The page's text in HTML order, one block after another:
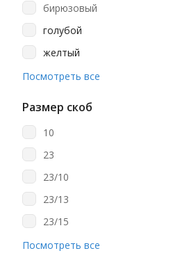
Maped
Officespace
Sax
Staff
Stayer
Юнландия
бирюзовый
голубой
желтый
красный
фиолетовый
Посмотреть все
Размер скоб
10
23
23/10
23/13
23/15
23/17
Посмотреть все